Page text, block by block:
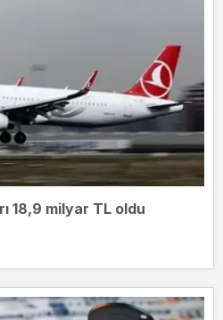
18,9 milyar TL oldu